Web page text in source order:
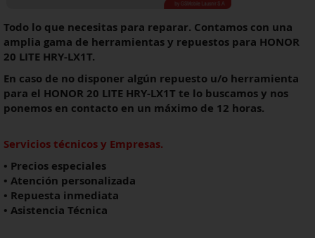
Todo lo que necesitas para reparar. Contamos con una
amplia gama de herramientas y repuestos para HONOR
20 LITE HRY-LX1T.
En caso de no disponer algún repuesto u/o herramienta
para el HONOR 20 LITE HRY-LX1T te lo buscamos y nos
ponemos en contacto en un máximo de 12 horas.
Servicios técnicos y Empresas.
• Precios especiales
• Atención personalizada
• Repuesta inmediata
• Asistencia Técnica